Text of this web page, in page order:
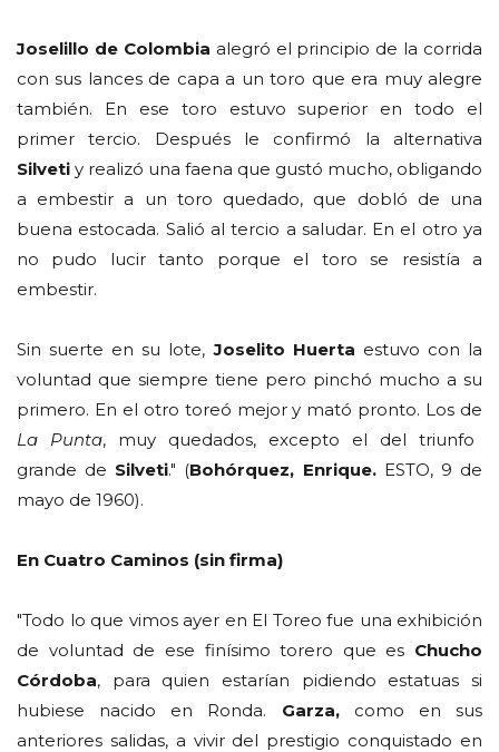
Joselillo de Colombia alegró el principio de la corrida
con sus lances de capa a un toro que era muy alegre
también. En ese toro estuvo superior en todo el
primer tercio. Después le confirmó la alternativa
Silveti y realizó una faena que gustó mucho, obligando
a embestir a un toro quedado, que dobló de una
buena estocada. Salió al tercio a saludar. En el otro ya
no pudo lucir tanto porque el toro se resistía a
embestir.
Sin suerte en su lote,Joselito Huerta estuvo con la
voluntad que siempre tiene pero pinchó mucho a su
primero. En el otro toreó mejor y mató pronto. Los de
La Punta, muy quedados, excepto el del triunfo
grande de Silveti." (Bohórquez, Enrique.ESTO, 9 de
mayo de 1960).
En Cuatro Caminos (sin firma)
"Todo lo que vimos ayer en El Toreo fue una exhibición
de voluntad de ese finísimo torero que es Chucho
Córdoba, para quien estarían pidiendo estatuas si
hubiese nacido en Ronda. Garza,como en sus
anteriores salidas, a vivir del prestigio conquistado en